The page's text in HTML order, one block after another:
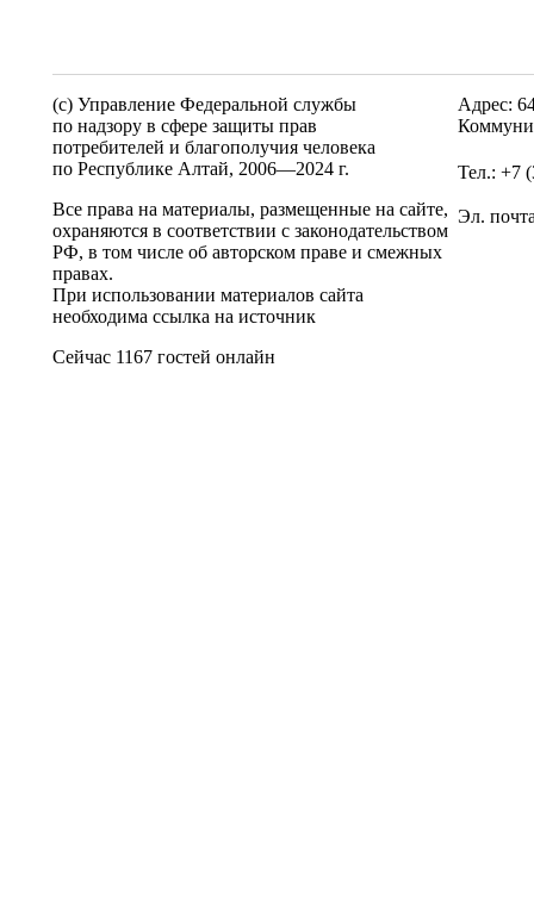
(c) Управление Федеральной службы
по надзору в сфере защиты прав
потребителей и благополучия человека
по Республике Алтай, 2006—2024 г.
Все права на материалы, размещенные на сайте,
охраняются в соответствии с законодательством
РФ, в том числе об авторском праве и смежных
правах.
При использовании материалов сайта
необходима ссылка на источник
Сейчас 1167 гостей онлайн
Адрес:
Тел.: +7
Эл.